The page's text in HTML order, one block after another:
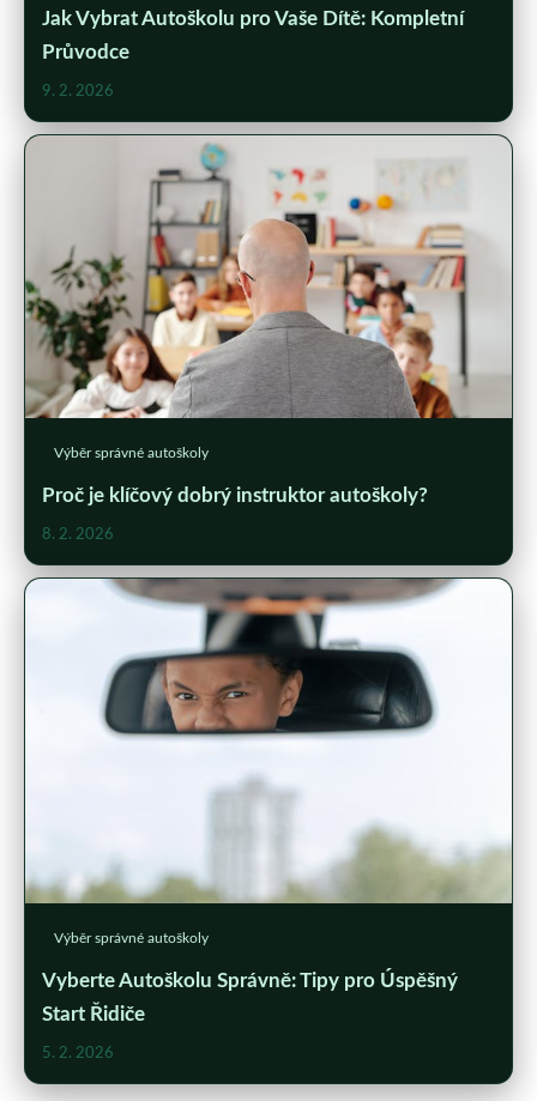
Jak Vybrat Autoškolu pro Vaše Dítě: Kompletní
Průvodce
9. 2. 2026
Výběr správné autoškoly
Proč je klíčový dobrý instruktor autoškoly?
8. 2. 2026
Výběr správné autoškoly
Vyberte Autoškolu Správně: Tipy pro Úspěšný
Start Řidiče
5. 2. 2026